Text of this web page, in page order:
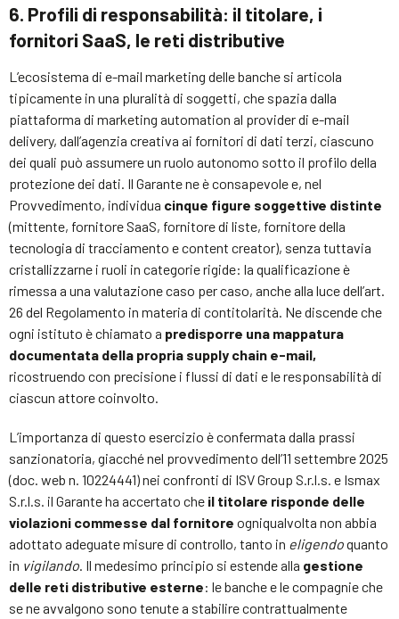
6. Profili di responsabilità: il titolare, i
fornitori SaaS, le reti distributive
L’ecosistema di e-mail marketing delle banche si articola
tipicamente in una pluralità di soggetti, che spazia dalla
piattaforma di marketing automation al provider di e-mail
delivery, dall’agenzia creativa ai fornitori di dati terzi, ciascuno
dei quali può assumere un ruolo autonomo sotto il profilo della
protezione dei dati. Il Garante ne è consapevole e, nel
Provvedimento, individua cinque figure soggettive distinte
(mittente, fornitore SaaS, fornitore di liste, fornitore della
tecnologia di tracciamento e content creator), senza tuttavia
cristallizzarne i ruoli in categorie rigide: la qualificazione è
rimessa a una valutazione caso per caso, anche alla luce dell’art.
26 del Regolamento in materia di contitolarità. Ne discende che
ogni istituto è chiamato a predisporre una mappatura
documentata della propria supply chain e-mail,
ricostruendo con precisione i flussi di dati e le responsabilità di
ciascun attore coinvolto.
L’importanza di questo esercizio è confermata dalla prassi
sanzionatoria, giacché nel provvedimento dell’11 settembre 2025
(doc. web n. 10224441) nei confronti di ISV Group S.r.l.s. e Ismax
S.r.l.s. il Garante ha accertato che il titolare risponde delle
violazioni commesse dal fornitore ogniqualvolta non abbia
adottato adeguate misure di controllo, tanto in eligendoquanto
in vigilando . Il medesimo principio si estende alla gestione
delle reti distributive esterne: le banche e le compagnie che
se ne avvalgono sono tenute a stabilire contrattualmente